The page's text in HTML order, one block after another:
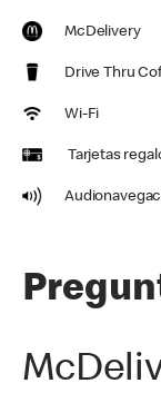
McDelivery
Drive Thru
Wi-Fi
Tarjetas